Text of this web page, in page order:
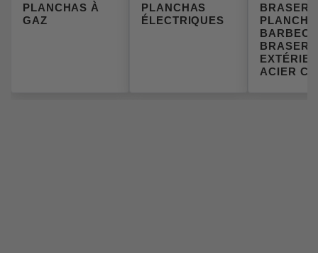
PLANCHAS À
GAZ
PLANCHAS
ÉLECTRIQUES
BRASERO
BRASERO
ACIER